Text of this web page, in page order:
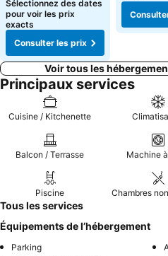
Sélectionnez des dates
pour voir les prix
exacts
Consulter les prix
Voir tous les
Principaux services
Cuisine / Kitchenette
Balcon / Terrasse Machine
Piscine Chambres
Tous les services
Équipements de l’hébergement
Parking